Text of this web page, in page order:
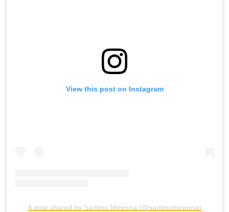
View this post on Instagram
A post shared by Santino Mirenna (@santinomirenna)